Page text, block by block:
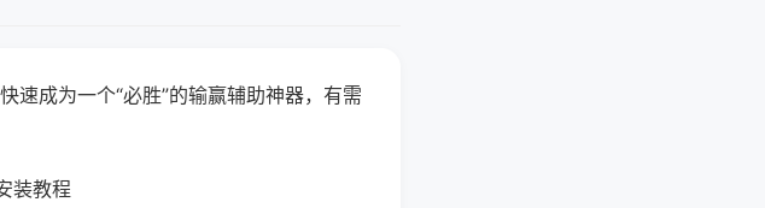
速成为一个“必胜”的输赢辅助神器，有需
装教程